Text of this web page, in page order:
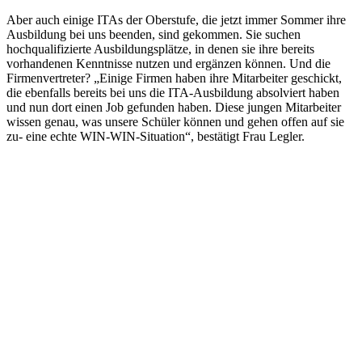
Aber auch einige ITAs der Oberstufe, die jetzt immer Sommer ihre
Ausbildung bei uns beenden, sind gekommen. Sie suchen
hochqualifizierte Ausbildungsplätze, in denen sie ihre bereits
vorhandenen Kenntnisse nutzen und ergänzen können. Und die
Firmenvertreter? „Einige Firmen haben ihre Mitarbeiter geschickt,
die ebenfalls bereits bei uns die ITA-Ausbildung absolviert haben
und nun dort einen Job gefunden haben. Diese jungen Mitarbeiter
wissen genau, was unsere Schüler können und gehen offen auf sie
zu- eine echte WIN-WIN-Situation“, bestätigt Frau Legler.